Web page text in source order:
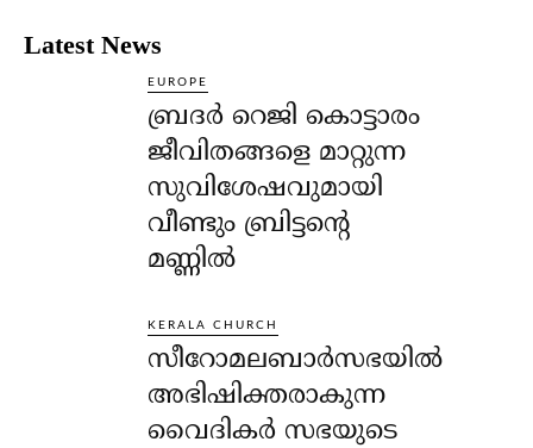
Latest News
EUROPE
ബ്രദർ റെജി കൊട്ടാരം
ജീവിതങ്ങളെ മാറ്റുന്ന
സുവിശേഷവുമായി
വീണ്ടും ബ്രിട്ടന്റെ
മണ്ണിൽ
KERALA CHURCH
സീറോമലബാർസഭയിൽ
അഭിഷിക്തരാകുന്ന
വൈദികർ സഭയുടെ